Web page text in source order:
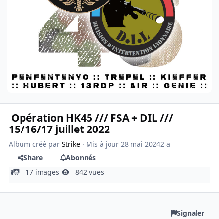
Opération HK45 /// FSA + DIL ///
15/16/17 juillet 2022
Album créé parStrike · Mis à jour28 mai 20242 a
Share
Abonnés
17 images
842 vues
Signaler